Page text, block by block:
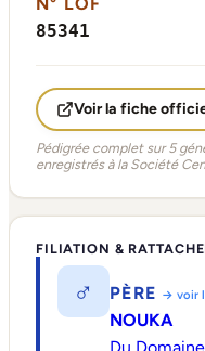
85341
Voir la fiche
Pédigrée complet sur 5
enregistrés à la Société
FILIATION &
♂ PÈRE → voir
NOUKA